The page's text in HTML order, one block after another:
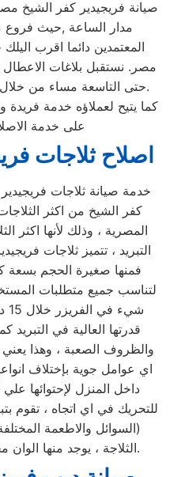
صيانة فريجيدير كفر الشيخ
مدار الساعة ,حيث فروع
المعتمدين دائما اقرب
مصر. نستقبل بلاغات الاعطال
حتى التاسعة مساء من خلال الرقم المختصر لخدمة العملاء.
كما يتيح لعملاؤه خدمة
على خدمة
اصلاح ثلاجات
كفر الشيخ من اكثر
المصرية ، وذلك لأنها اكثر
التبريد ، تتميز ثلاجات
فمنها صغيرة الحجم بسعة
لتناسب جميع متطلبات
قدرتها العالية في التبريد
والظروف الصعبة ، وهذا
اي عوامل جوية بإختلاف
داخل المنزل لإحتوائها
للتحريك في اي اتجاه ، تقوم
(السوائل والاطعمة
الثلاجة ، يوجد منها الوان مختلفة لتناسب كافة التصاميم.